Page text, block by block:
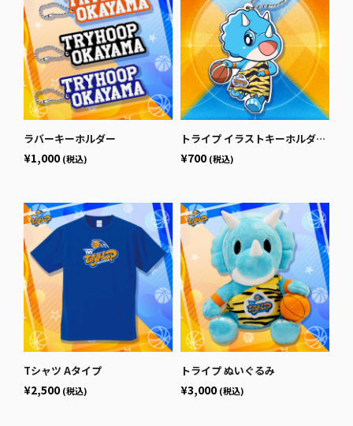
ラバーキーホルダー
¥1,000 (税込)
トライプ イラストキーホルダー Bタイプ
¥700 (税込)
Tシャツ Aタイプ
¥2,500 (税込)
トライプ ぬいぐるみ
¥3,000 (税込)